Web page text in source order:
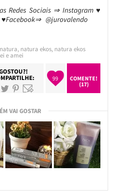
Redes Sociais ⇒ Instagram ♥
♥Facebook⇒ @jurovalendo
natura, natura ekos, natura ekos
e amei
99
COMENTE!
(17)
VAI GOSTAR